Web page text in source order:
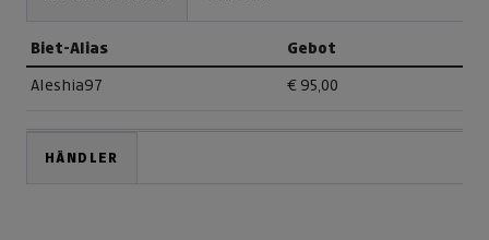
Biet-Alias Gebot
Aleshia97 € 95,00
HÄNDLER